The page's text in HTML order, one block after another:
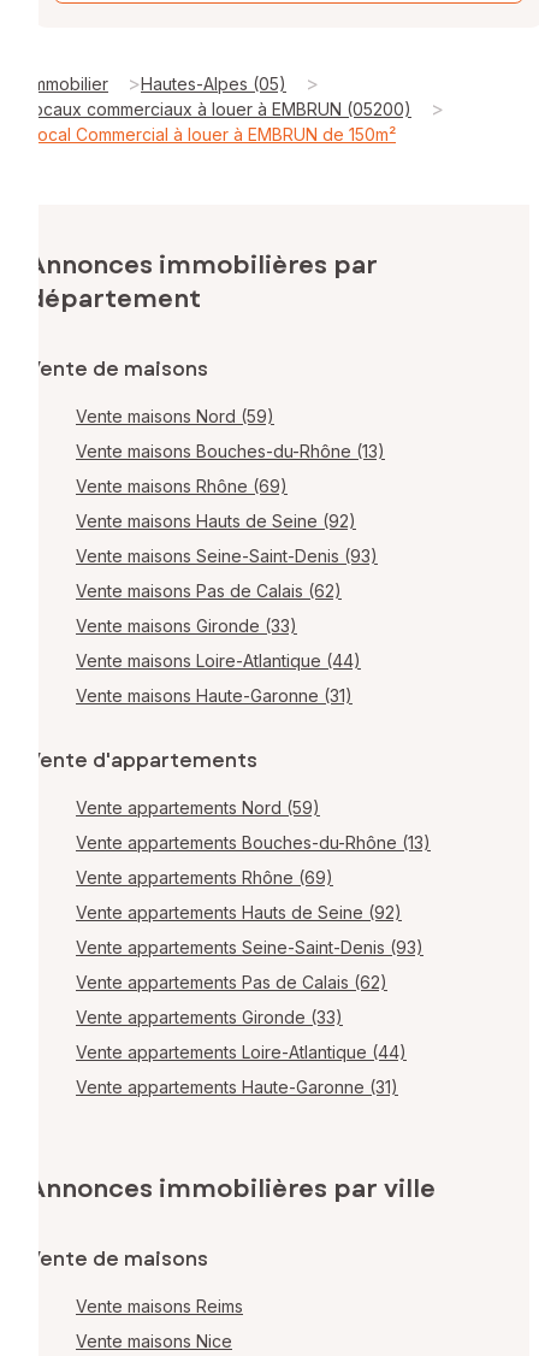
Immobilier >Hautes-Alpes (05) >
locaux commerciaux à louer à EMBRUN (05200) >
Local Commercial à louer à EMBRUN de 150m²
Annonces immobilières par
département
Vente de maisons
Vente maisons Nord (59)
Vente maisons Bouches-du-Rhône (13)
Vente maisons Rhône (69)
Vente maisons Hauts de Seine (92)
Vente maisons Seine-Saint-Denis (93)
Vente maisons Pas de Calais (62)
Vente maisons Gironde (33)
Vente maisons Loire-Atlantique (44)
Vente maisons Haute-Garonne (31)
Vente d'appartements
Vente appartements Nord (59)
Vente appartements Bouches-du-Rhône (13)
Vente appartements Rhône (69)
Vente appartements Hauts de Seine (92)
Vente appartements Seine-Saint-Denis (93)
Vente appartements Pas de Calais (62)
Vente appartements Gironde (33)
Vente appartements Loire-Atlantique (44)
Vente appartements Haute-Garonne (31)
Annonces immobilières par ville
Vente de maisons
Vente maisons Reims
Vente maisons Nice